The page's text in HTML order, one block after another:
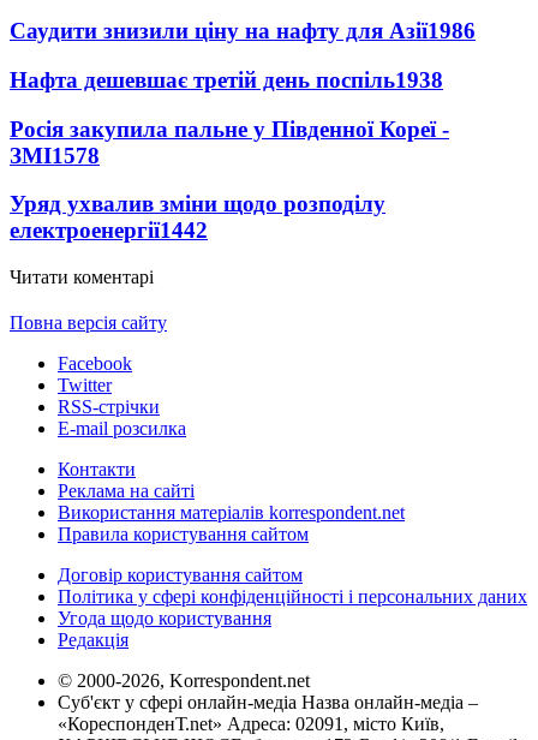
Саудити знизили ціну на нафту для Азії1986
Нафта дешевшає третій день поспіль1938
Росія закупила пальне у Південної Кореї -
ЗМІ1578
Уряд ухвалив зміни щодо розподілу
електроенергії1442
Читати коментарі
Повна версія сайту
Facebook
Twitter
RSS-стрічки
E-mail розсилка
Контакти
Реклама на сайті
Використання матеріалів korrespondent.net
Правила користування сайтом
Договір користування сайтом
Політика у сфері конфіденційності і персональних даних
Угода щодо користування
Редакція
© 2000-2026, Korrespondent.net
Суб'єкт у сфері онлайн-медіа Назва онлайн-медіа –
«КореспонденТ.net» Адреса: 02091, місто Київ,